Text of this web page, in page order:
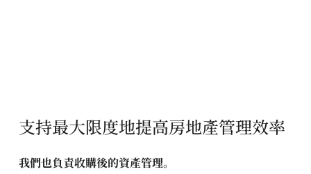
支持最大限度地提高房地產管理效率
我們也負責收購後的資產管理。